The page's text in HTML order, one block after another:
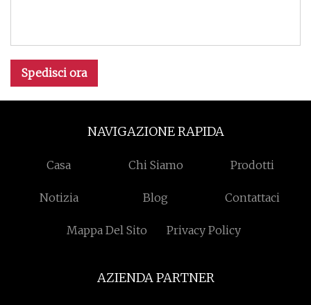
Spedisci ora
NAVIGAZIONE RAPIDA
Casa Chi Siamo Prodotti
Notizia Blog Contattaci
Mappa Del Sito Privacy Policy
AZIENDA PARTNER